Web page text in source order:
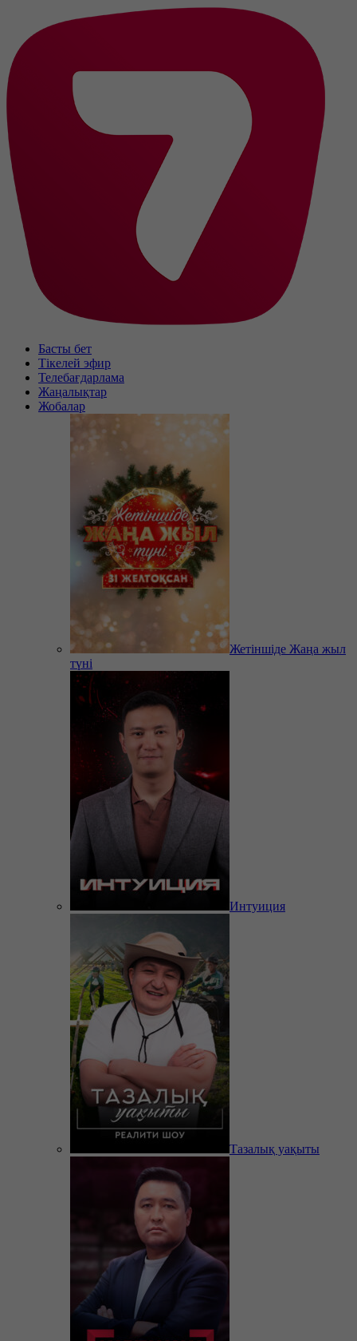
Басты бет
Тікелей эфир
Телебағдарлама
Жаңалықтар
Жобалар
Жетіншіде Жаңа жыл
түні
Интуиция
Тазалық уақыты